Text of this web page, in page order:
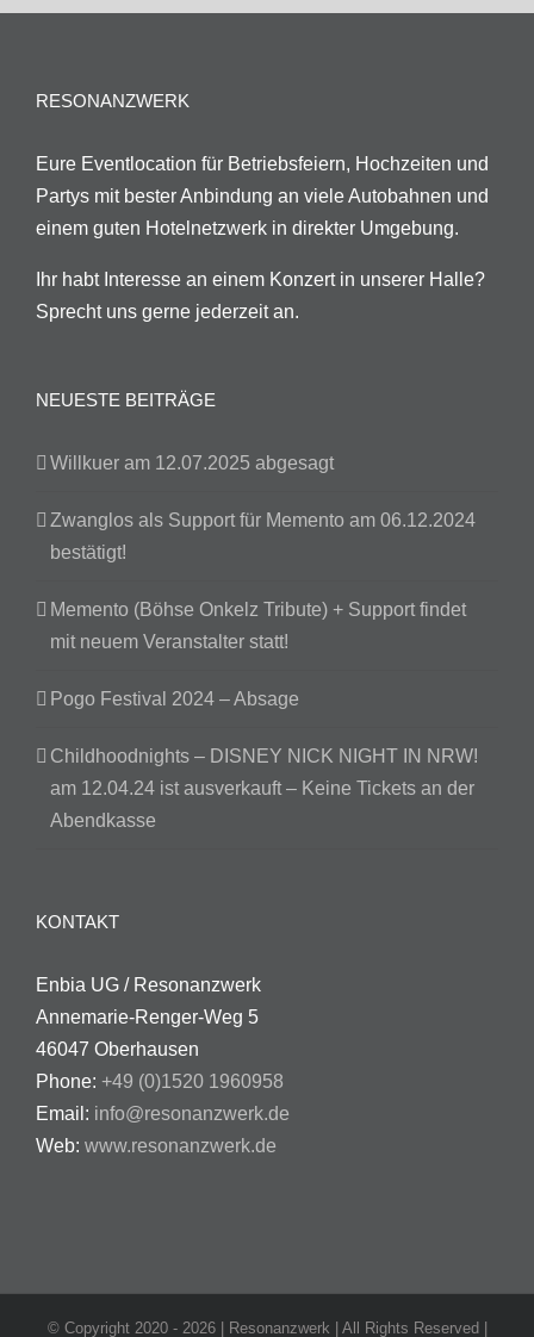
RESONANZWERK
Eure Eventlocation für Betriebsfeiern, Hochzeiten und
Partys mit bester Anbindung an viele Autobahnen und
einem guten Hotelnetzwerk in direkter Umgebung.
Ihr habt Interesse an einem Konzert in unserer Halle?
Sprecht uns gerne jederzeit an.
NEUESTE BEITRÄGE
Willkuer am 12.07.2025 abgesagt
Zwanglos als Support für Memento am 06.12.2024
bestätigt!
Memento (Böhse Onkelz Tribute) + Support findet
mit neuem Veranstalter statt!
Pogo Festival 2024 – Absage
Childhoodnights – DISNEY NICK NIGHT IN NRW!
am 12.04.24 ist ausverkauft – Keine Tickets an der
Abendkasse
KONTAKT
Enbia UG / Resonanzwerk
Annemarie-Renger-Weg 5
46047 Oberhausen
Phone: +49 (0)1520 1960958
Email: info@resonanzwerk.de
Web: www.resonanzwerk.de
© Copyright 2020 - 2026 | Resonanzwerk | All Rights Reserved |